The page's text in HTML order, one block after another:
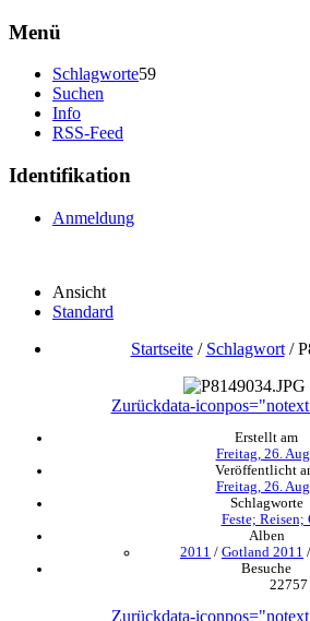
Menü
Schlagworte59
Suchen
Info
RSS-Feed
Identifikation
Anmeldung
Ansicht
Standard
Startseite/ Schlagwort /
Zurückdata-
Erstellt am
Freitag, 26.
Veröffentlicht
Freitag, 26.
Schlagworte
Feste; Reisen;
Alben
2011 / Gotland 2011 /
Besuche
22757
Zurückdata-